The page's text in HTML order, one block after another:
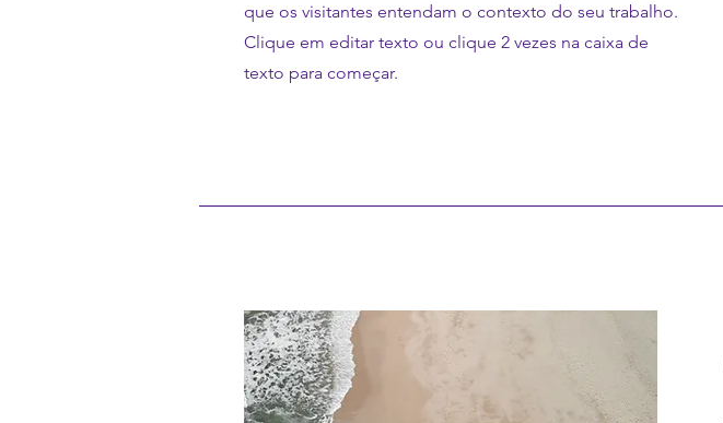
que os visitantes entendam o contexto do seu trabalho.
Clique em editar texto ou clique 2 vezes na caixa de
texto para começar.